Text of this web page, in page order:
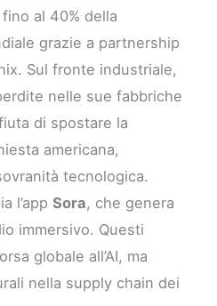
al 40% della
grazie a partnership
Sul fronte industriale,
nelle sue fabbriche
di spostare la
americana,
tecnologica.
l’appSora, che genera
immersivo. Questi
globale all’AI, ma
nella supply chain dei